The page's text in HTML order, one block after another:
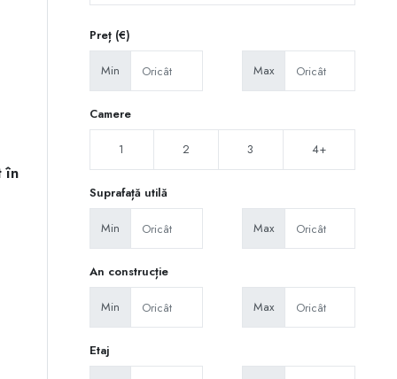
în
Preț (€)
Min Max
Camere
1 2 3 4+
Suprafață utilă
Min Max
An construcție
Min Max
Etaj